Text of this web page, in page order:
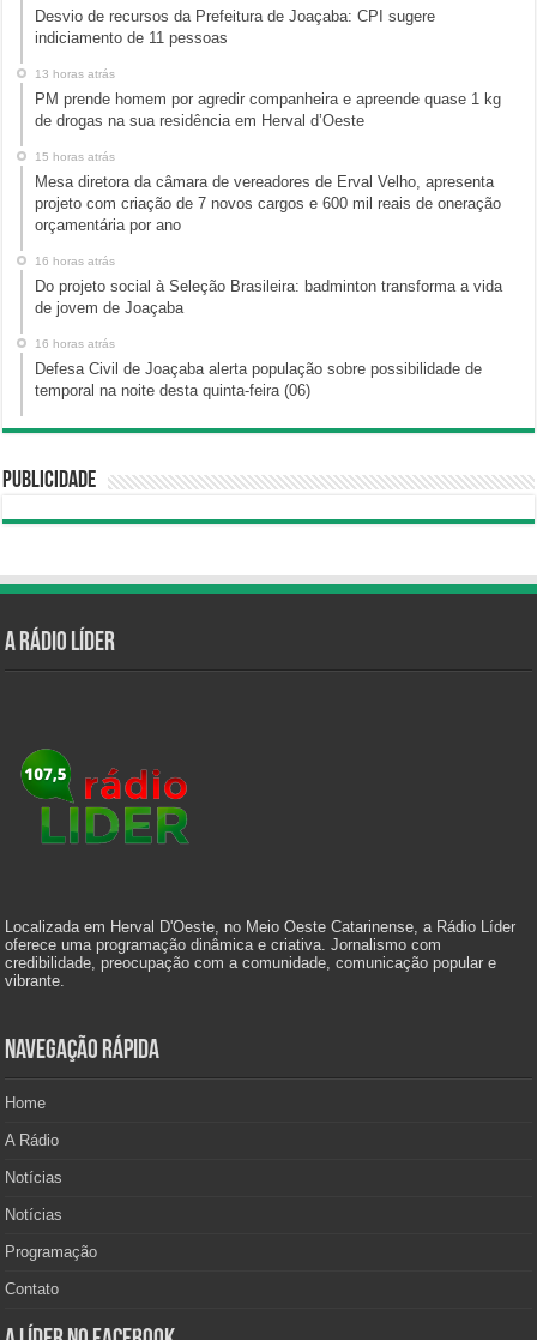
Desvio de recursos da Prefeitura de Joaçaba: CPI sugere
indiciamento de 11 pessoas
13 horas atrás
PM prende homem por agredir companheira e apreende quase 1 kg
de drogas na sua residência em Herval d’Oeste
15 horas atrás
Mesa diretora da câmara de vereadores de Erval Velho, apresenta
projeto com criação de 7 novos cargos e 600 mil reais de oneração
orçamentária por ano
16 horas atrás
Do projeto social à Seleção Brasileira: badminton transforma a vida
de jovem de Joaçaba
16 horas atrás
Defesa Civil de Joaçaba alerta população sobre possibilidade de
temporal na noite desta quinta-feira (06)
Publicidade
A Rádio Líder
Localizada em Herval D'Oeste, no Meio Oeste Catarinense, a Rádio Líder
oferece uma programação dinâmica e criativa. Jornalismo com
credibilidade, preocupação com a comunidade, comunicação popular e
vibrante.
Navegação Rápida
Home
A Rádio
Notícias
Notícias
Programação
Contato